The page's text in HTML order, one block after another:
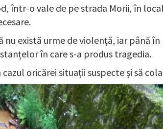
într-o vale de pe strada Morii, în
există urme de violență, iar până
în care s-a produs tragedia.
oricărei situații suspecte și să